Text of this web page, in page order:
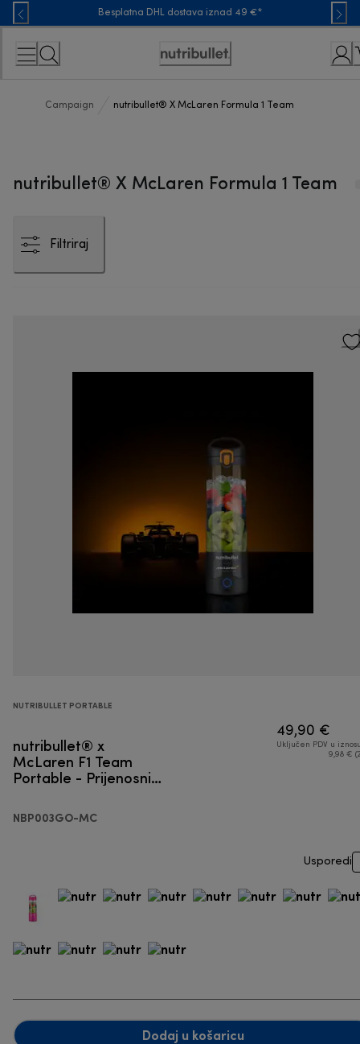
Skip
to
Content
Besplatna DHL dostava iznad 49 €*
Accessibility
Campaign nutribullet® X McLaren Formula 1 Team
nutribullet® X McLaren Formula 1 Team
Filtriraj
NUTRIBULLET PORTABLE
nutribullet® x
McLaren F1 Team
Portable - Prijenosni
NBP003GO-MC
49,90 €
Uključen PDV u
9,98 €
Usporedi
Dodaj u košaricu